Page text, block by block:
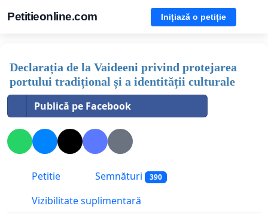
Petitieonline.com Inițiază o petiție
Declarația de la Vaideeni privind protejarea
portului tradițional și a identității culturale
Publică pe Facebook
Petitie Semnături 390
Vizibilitate suplimentară